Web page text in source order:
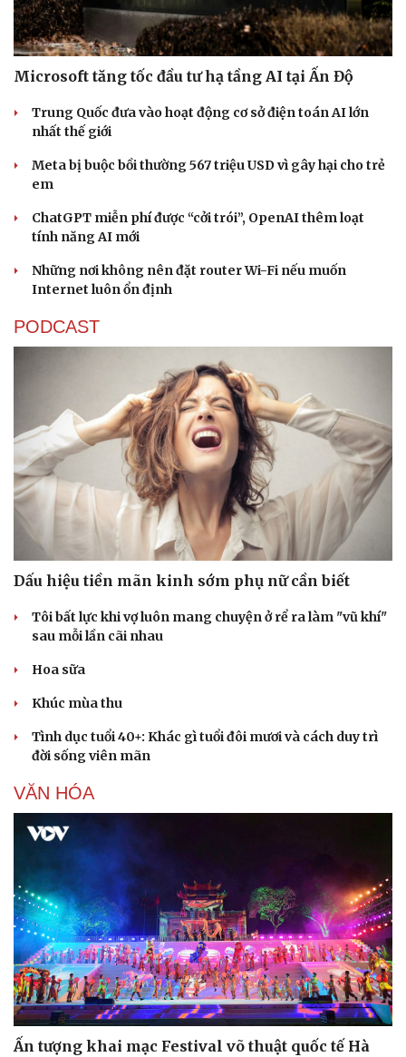
Sức khỏe
Cây thuốc
Sản phụ khoa
Làm đẹp - giảm cân
Phòng mạch online
Ăn sạch sống khỏe
Tình yêu - Gia đình
Microsoft tăng tốc đầu tư hạ tầng AI tại Ấn Độ
Trung Quốc đưa vào hoạt động cơ sở điện toán AI lớn
nhất thế giới
Meta bị buộc bồi thường 567 triệu USD vì gây hại cho trẻ
em
ChatGPT miễn phí được “cởi trói”, OpenAI thêm loạt
tính năng AI mới
Những nơi không nên đặt router Wi-Fi nếu muốn
Internet luôn ổn định
PODCAST
Dấu hiệu tiền mãn kinh sớm phụ nữ cần biết
Tôi bất lực khi vợ luôn mang chuyện ở rể ra làm "vũ khí"
sau mỗi lần cãi nhau
Hoa sữa
Khúc mùa thu
Tình dục tuổi 40+: Khác gì tuổi đôi mươi và cách duy trì
đời sống viên mãn
VĂN HÓA
Ấn tượng khai mạc Festival võ thuật quốc tế Hà